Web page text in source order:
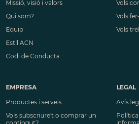
Missió, visió i valors
Qui som?
Equip
Estil ACN
Codi de Conducta
Vols
Vols
Vols
EMPRESA
Productes i serveis
Vols subscriure't o comprar un
LEGAL
Avís